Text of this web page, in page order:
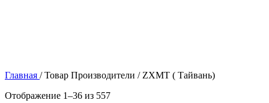
Главная / Товар Производители / ZXMT ( Тайвань)
Отображение 1–36 из 557